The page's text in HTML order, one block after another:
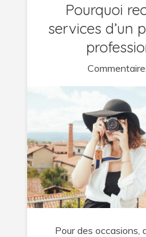
Pourquoi
services d’un
Pour des occasions,